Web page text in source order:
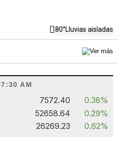
80°Lluvias aisladas
AM
7572.40
0.38%
52658.64
0.29%
26269.23 0.62%